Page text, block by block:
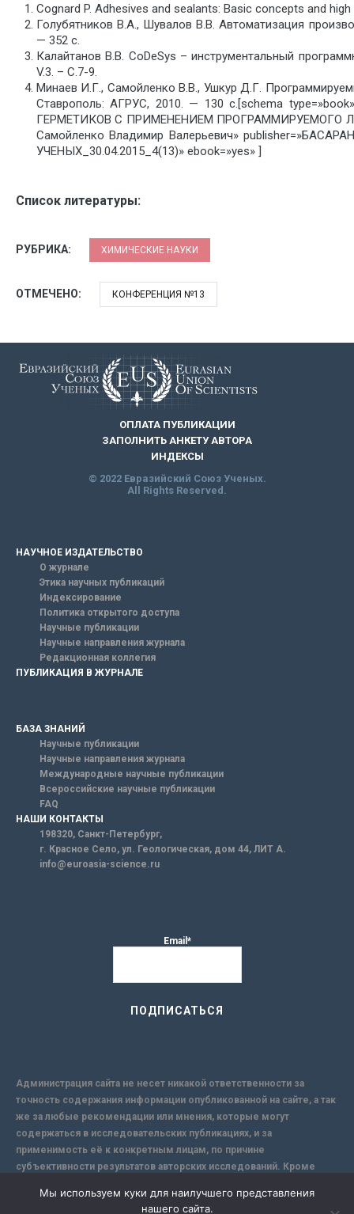
Cognard P. Adhesives and sealants: Basic concepts and
Голубятников В.А., Шувалов В.В. Автоматизация
— 352 с.
Калайтанов В.В. CoDeSys – инструментальный
V.3. – С.7-9.
Минаев И.Г., Самойленко В.В., Ушкур Д.Г.
Ставрополь: АГРУС, 2010. — 130 с.[schema
ГЕРМЕТИКОВ С ПРИМЕНЕНИЕМ ПРОГРАММИРУЕМОГО
Самойленко Владимир Валерьевич»
УЧЕНЫХ_30.04.2015_4(13)» ebook=»yes» ]
Список литературы:
РУБРИКА: ХИМИЧЕСКИЕ НАУКИ
ОТМЕЧЕНО: КОНФЕРЕНЦИЯ №13
ОПЛАТА ПУБЛИКАЦИИ
ЗАПОЛНИТЬ АНКЕТУ АВТОРА
ИНДЕКСЫ
© 2022 Евразийский Союз Ученых.
All Rights Reserved.
НАУЧНОЕ ИЗДАТЕЛЬСТВО
О журнале
Этика научных публикаций
Индексирование
Политика открытого доступа
Научные публикации
Научные направления журнала
Редакционная коллегия
ПУБЛИКАЦИЯ В ЖУРНАЛЕ
БАЗА ЗНАНИЙ
Научные публикации
Научные направления журнала
Международные научные публикации
Всероссийские научные публикации
FAQ
НАШИ КОНТАКТЫ
198320, Санкт-Петербург,
г. Красное Село, ул. Геологическая, дом 44, ЛИТ А.
info@euroasia-science.ru
Email*
Администрация сайта не несет никакой ответственности за
точность содержания информации опубликованной на сайте, а так
же за любые рекомендации или мнения, которые могут
содержаться в исследовательских публикациях, и за
применимость её к конкретным лицам, по причине
субъективности результатов авторских исследований. Кроме
надежной защиты информации, Сайт не несет ответственности за
Мы используем куки для наилучшего представления
нашего сайта.